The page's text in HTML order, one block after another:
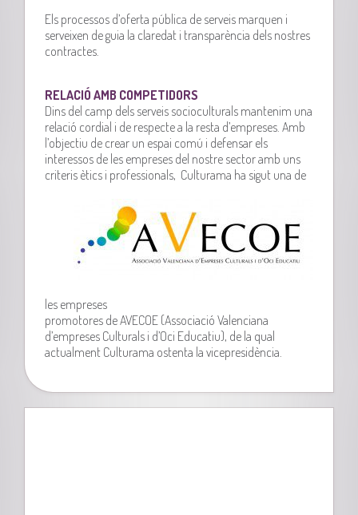
Els processos d’oferta pública de serveis marquen i
serveixen de guia la claredat i transparència dels nostres
contractes.
RELACIÓ AMB COMPETIDORS
Dins del camp dels serveis socioculturals mantenim una
relació cordial i de respecte a la resta d’empreses. Amb
l’objectiu de crear un espai comú i defensar els
interessos de les empreses del nostre sector amb uns
criteris ètics i professionals, Culturama ha sigut una de
les empreses
promotores de AVECOE (Associació Valenciana
d’empreses Culturals i d’Oci Educatiu), de la qual
actualment Culturama ostenta la vicepresidència.